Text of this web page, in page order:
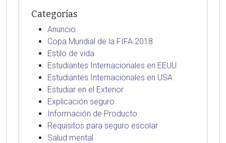
Categorías
Anuncio
Copa Mundial de la FIFA 2018
Estilo de vida
Estudiantes Internacionales en EEUU
Estudiantes Internacionales en USA
Estudiar en el Exterior
Explicación seguro
Información de Producto
Requisitos para seguro escolar
Salud mental